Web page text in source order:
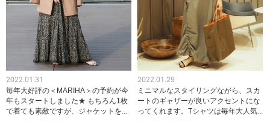
2022.01.31
毎年大好評の＜MARIHA＞の予約が今
年もスタートしました★ もちろん1枚
で着ても素敵ですが、ジャケットを...
2022.01.29
ミニマルなスタイリングながら、スカ
ートのギャザーが良いアクセントにな
ってくれます。Tシャツは毎年大人気...